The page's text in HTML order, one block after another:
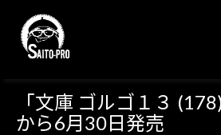
「文庫 ゴルゴ１３
から6月30日発売